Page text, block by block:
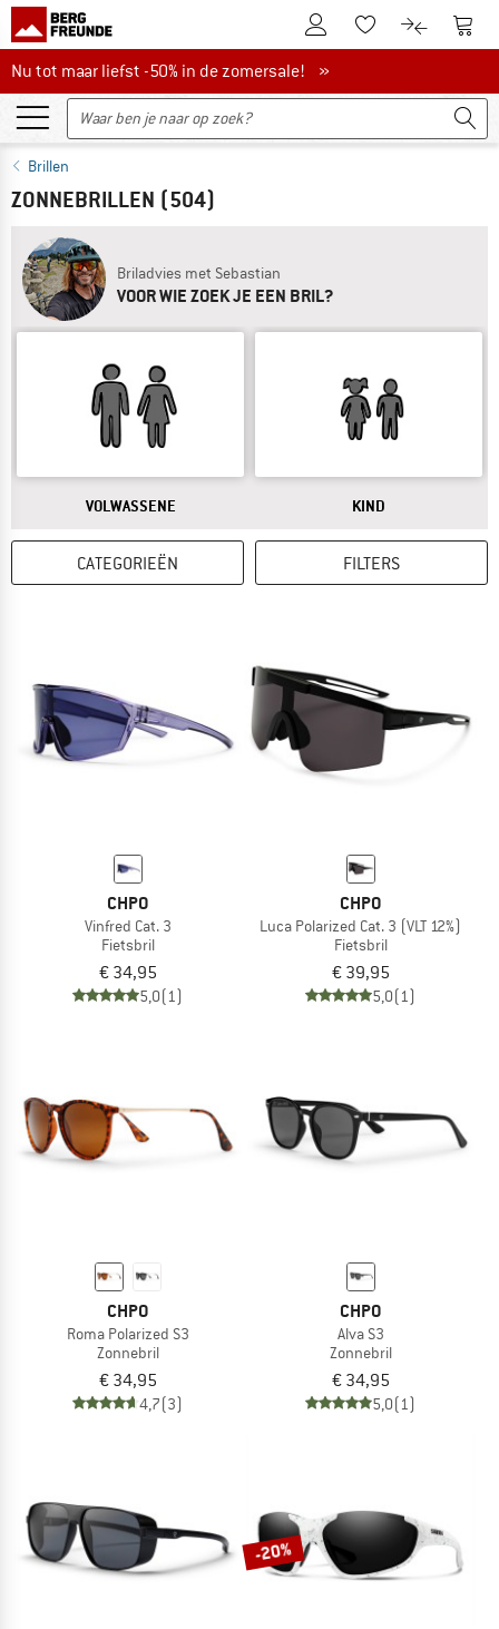
De klantenaccount
Naar deNaar de
Nu tot maar liefst -50% in de zomersale!
Nu tot maar liefst -50% in de zomersale! »
Brillen
ZONNEBRILLEN (504)
Briladvies met Sebastian
VOOR WIE ZOEK JE EEN BRIL?
ANTWOORD
VOLWASSENE ANTWOORD
KIND
CATEGORIEËN FILTERS
CHPO
Vinfred Cat. 3
Fietsbril
€ 34,95
5,0(1)
CHPO
Luca Polarized Cat. 3 (VLT 12%)
Fietsbril
€ 39,95
5,0(1)
CHPO
Roma Polarized S3
Zonnebril
€ 34,95
4,7(3)
CHPO
Alva S3
Zonnebril
€ 34,95
5,0(1)
-20%